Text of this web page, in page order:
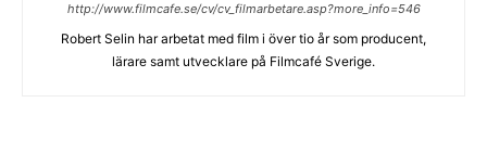
http://www.filmcafe.se/cv/cv_filmarbetare.asp?more_info=546
Robert Selin har arbetat med film i över tio år som producent,
lärare samt utvecklare på Filmcafé Sverige.